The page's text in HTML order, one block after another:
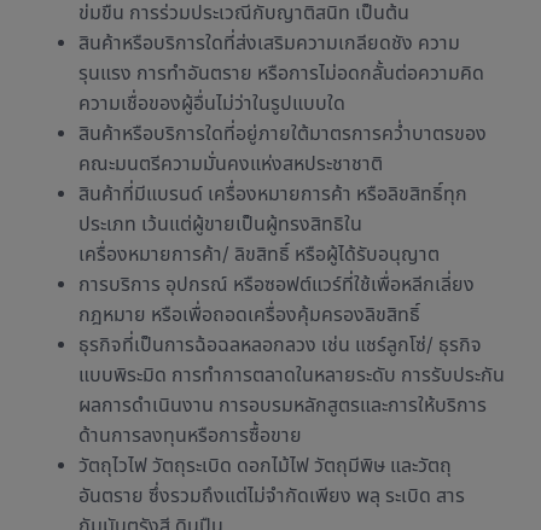
ข่มขืน การร่วมประเวณีกับญาติสนิท เป็นต้น
สินค้าหรือบริการใดที่ส่งเสริมความเกลียดชัง ความ
รุนแรง การทำอันตราย หรือการไม่อดกลั้นต่อความคิด
ความเชื่อของผู้อื่นไม่ว่าในรูปแบบใด
สินค้าหรือบริการใดที่อยู่ภายใต้มาตรการคว่ำบาตรของ
คณะมนตรีความมั่นคงแห่งสหประชาชาติ
สินค้าที่มีแบรนด์ เครื่องหมายการค้า หรือลิขสิทธิ์ทุก
ประเภท เว้นแต่ผู้ขายเป็นผู้ทรงสิทธิใน
เครื่องหมายการค้า/ ลิขสิทธิ์ หรือผู้ได้รับอนุญาต
การบริการ อุปกรณ์ หรือซอฟต์แวร์ที่ใช้เพื่อหลีกเลี่ยง
กฎหมาย หรือเพื่อถอดเครื่องคุ้มครองลิขสิทธิ์
ธุรกิจที่เป็นการฉ้อฉลหลอกลวง เช่น แชร์ลูกโซ่/ ธุรกิจ
แบบพิระมิด การทำการตลาดในหลายระดับ การรับประกัน
ผลการดำเนินงาน การอบรมหลักสูตรและการให้บริการ
ด้านการลงทุนหรือการซื้อขาย
วัตถุไวไฟ วัตถุระเบิด ดอกไม้ไฟ วัตถุมีพิษ และวัตถุ
อันตราย ซึ่งรวมถึงแต่ไม่จำกัดเพียง พลุ ระเบิด สาร